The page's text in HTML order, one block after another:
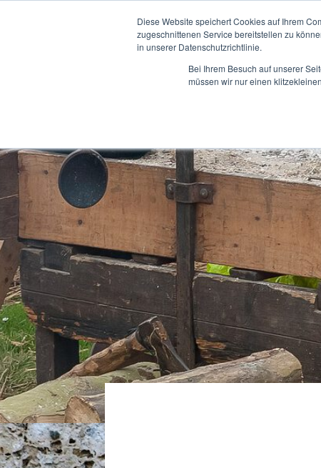
Diese Website speichert Cookies auf Ihrem
zugeschnittenen Service bereitstellen zu
in unserer Datenschutzrichtlinie.
Bei Ihrem Besuch auf unserer
müssen wir nur einen
Mittelaltermarkt Osnabrück Anfahrt
Diese Seite verwendet Cookies, um die Nutzerfreundlichkeit